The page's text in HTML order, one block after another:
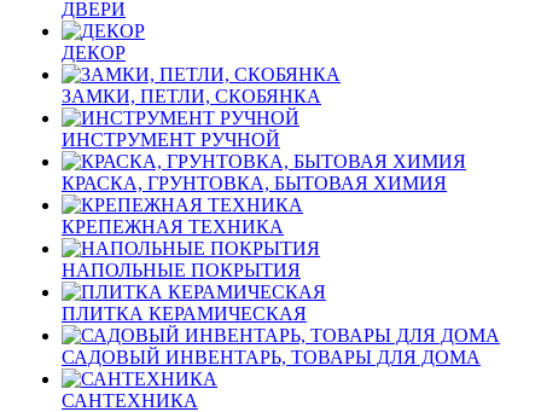
ДВЕРИ
ДЕКОР
ЗАМКИ, ПЕТЛИ, СКОБЯНКА
ИНСТРУМЕНТ РУЧНОЙ
КРАСКА, ГРУНТОВКА, БЫТОВАЯ ХИМИЯ
КРЕПЕЖНАЯ ТЕХНИКА
НАПОЛЬНЫЕ ПОКРЫТИЯ
ПЛИТКА КЕРАМИЧЕСКАЯ
САДОВЫЙ ИНВЕНТАРЬ, ТОВАРЫ ДЛЯ ДОМА
САНТЕХНИКА